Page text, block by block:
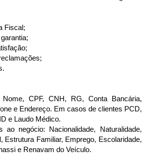
Fiscal;
Nome, CPF, CNH, RG, Conta Bancária,
e Endereço. Em casos de clientes PCD,
e Laudo Médico.
ao negócio: Nacionalidade, Naturalidade,
Estrutura Familiar, Emprego, Escolaridade,
e Renavam do Veículo.